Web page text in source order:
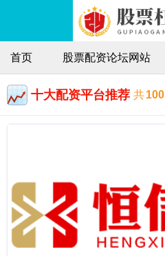
首页 股票配资论坛网站
十大配资平台推荐 共100